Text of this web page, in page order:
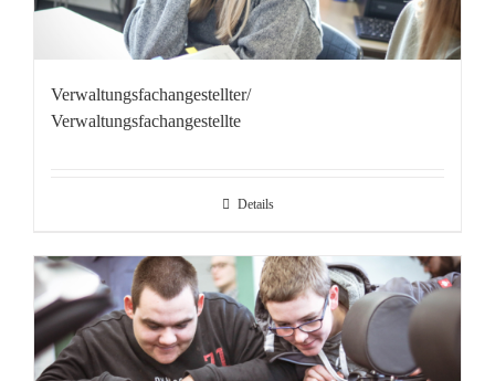
Verwaltungsfachangestellter/
Verwaltungsfachangestellte
Details